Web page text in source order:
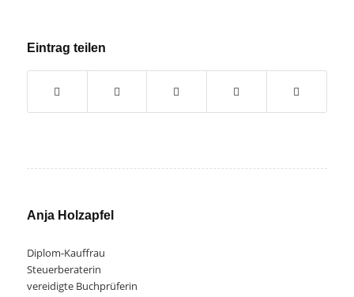
Eintrag teilen
Anja Holzapfel
Diplom-Kauffrau
Steuerberaterin
vereidigte Buchprüferin